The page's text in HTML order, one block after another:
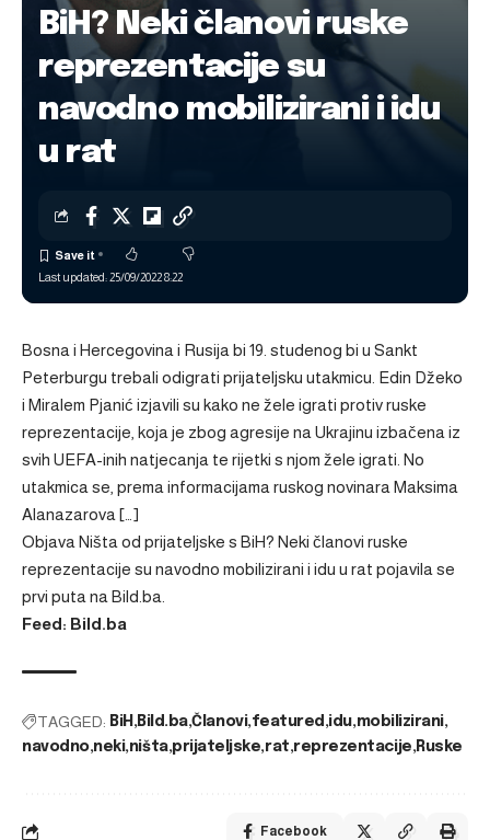
BiH? Neki članovi ruske
reprezentacije su
navodno mobilizirani i idu
u rat
Last updated: 25/09/2022 8:22
Bosna i Hercegovina i Rusija bi 19. studenog bi u Sankt
Peterburgu trebali odigrati prijateljsku utakmicu. Edin Džeko
i Miralem Pjanić izjavili su kako ne žele igrati protiv ruske
reprezentacije, koja je zbog agresije na Ukrajinu izbačena iz
svih UEFA-inih natjecanja te rijetki s njom žele igrati. No
utakmica se, prema informacijama ruskog novinara Maksima
Alanazarova […]
Objava Ništa od prijateljske s BiH? Neki članovi ruske
reprezentacije su navodno mobilizirani i idu u rat pojavila se
prvi puta na Bild.ba
Feed: Bild.ba
TAGGED: BiH Bild.ba Članovi featured idu mobilizirani
navodno neki ništa prijateljske rat reprezentacije Ruske
Facebook